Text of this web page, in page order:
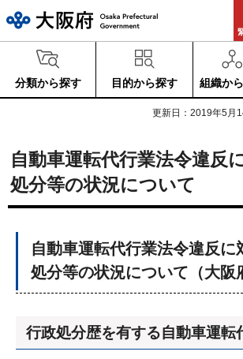
分類から探す 目的から探す 組織か
更新日：2019年5月
自動車運転代行業法令違反
処分等の状況について
自動車運転代行業法令違反に
処分等の状況について（大阪
行政処分歴を有する自動車運転